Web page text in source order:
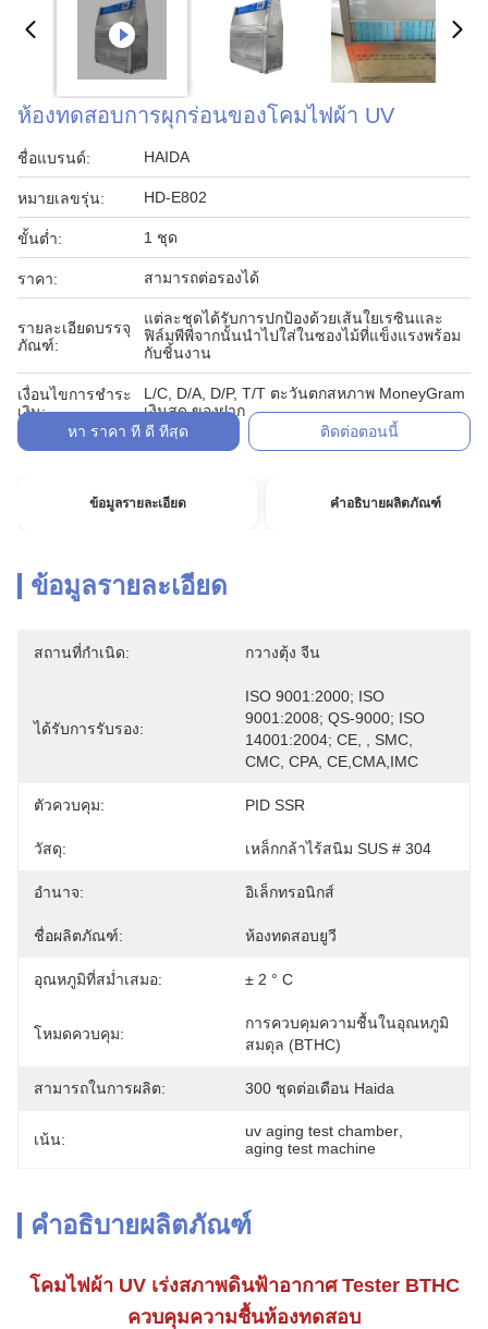
ห้องทดสอบการผุกร่อนของโคมไฟผ้า UV
ชื่อแบรนด์: HAIDA
หมายเลขรุ่น: HD-E802
ขั้นต่ำ: 1 ชุด
ราคา: สามารถต่อรองได้
รายละเอียดบรรจุ
ภัณฑ์:
แต่ละชุดได้รับการปกป้องด้วยเส้นใยเรซินและ
ฟิล์มพีพีจากนั้นนำไปใส่ในซองไม้ที่แข็งแรงพร้อม
กับชิ้นงาน
เงื่อนไขการชำระ
เงิน:
L/C, D/A, D/P, T/T ตะวันตกสหภาพ MoneyGram
เงินสด ของฝาก
หา ราคา ที่ ดี ที่สุด
ติดต่อตอนนี้
ข้อมูลรายละเอียด คำอธิบายผลิตภัณฑ์
ข้อมูลรายละเอียด
สถานที่กำเนิด: กวางตุ้ง จีน
ได้รับการรับรอง:
ISO 9001:2000; ISO
9001:2008; QS-9000; ISO
14001:2004; CE, , SMC,
CMC, CPA, CE,CMA,IMC
ตัวควบคุม: PID SSR
วัสดุ: เหล็กกล้าไร้สนิม SUS # 304
อำนาจ: อิเล็กทรอนิกส์
ชื่อผลิตภัณฑ์: ห้องทดสอบยูวี
อุณหภูมิที่สม่ำเสมอ: ± 2 ° C
โหมดควบคุม:
การควบคุมความชื้นในอุณหภูมิ
สมดุล (BTHC)
สามารถในการผลิต: 300 ชุดต่อเดือน Haida
เน้น: uv aging test chamber
aging test machine
คำอธิบายผลิตภัณฑ์
โคมไฟผ้า UV เร่งสภาพดินฟ้าอากาศ Tester BTHC
ควบคุมความชื้นห้องทดสอบ